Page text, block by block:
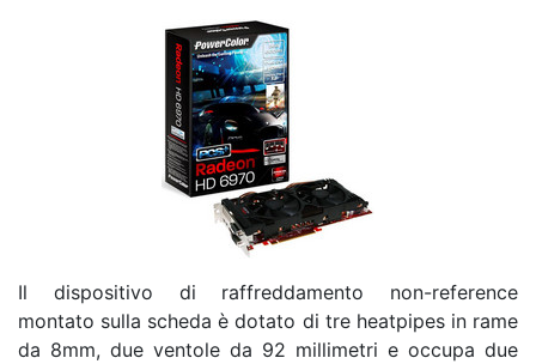
Il dispositivo di raffreddamento non-reference
montato sulla scheda è dotato di tre heatpipes in rame
da 8mm, due ventole da 92 millimetri e occupa due